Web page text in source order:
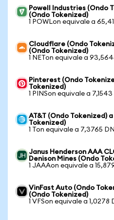
Powell Industries (Ondo
(Ondo Tokenized)
1 POWLon equivale a
Cloudflare (Ondo
(Ondo Tokenized)
1 NETon equivale a
Pinterest (Ondo
Tokenized)
1 PINSon equivale a
AT&T (Ondo Tokenized)
Tokenized)
1 Ton equivale a 7,3765
Janus Henderson AAA
Denison Mines (Ondo
1 JAAAon equivale a
VinFast Auto (Ondo
(Ondo Tokenized)
1 VFSon equivale a 1,0278